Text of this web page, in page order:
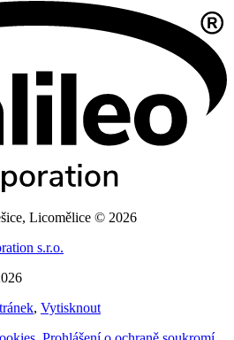
Licomělice © 2026
s.r.o.
, Vytisknout